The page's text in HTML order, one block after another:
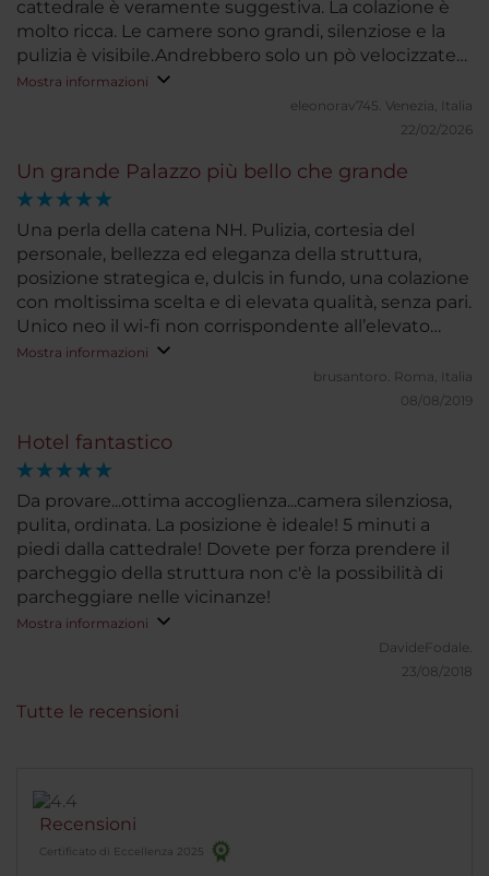
cattedrale è veramente suggestiva. La colazione è
molto ricca. Le camere sono grandi, silenziose e la
pulizia è visibile.Andrebbero solo un pò velocizzate
le procedure di check-in e check-out. Il parcheggio
della struttura è spesso pieno ed
entrare/uscire/parcheggiare (qualora troviate posto)
ristretti. C'è comunque la possibilità di parcheggiare
in un parcheggio pubblico a pagamento, vicino la
struttura.
Mostra informazioni
eleonorav745. Venezia, Italia
22/02/2026
Un grande Palazzo più bello che grande
Una perla della catena NH. Pulizia, cortesia del
personale, bellezza ed eleganza della struttura,
posizione strategica e, dulcis in fundo, una colazione
con moltissima scelta e di elevata qualità, senza pari.
Unico neo il wi-fi non corrispondente all’elevato
standard dell’hotel.
Mostra informazioni
brusantoro. Roma, Italia
08/08/2019
Hotel fantastico
Da provare...ottima accoglienza...camera silenziosa,
pulita, ordinata. La posizione è ideale! 5 minuti a
piedi dalla cattedrale! Dovete per forza prendere il
parcheggio della struttura non c'è la possibilità di
parcheggiare nelle vicinanze!
Mostra informazioni
DavideFodale.
23/08/2018
Recensioni
Certificato di Eccellenza 2025
Tutte le recensioni